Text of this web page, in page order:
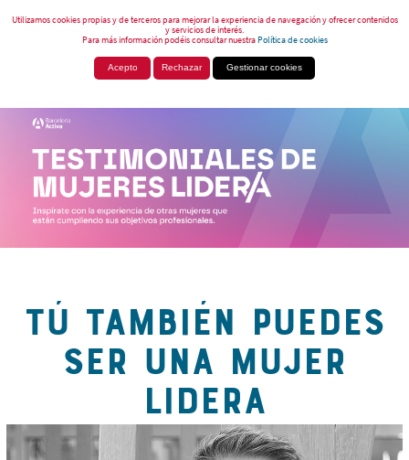
Utilizamos cookies propias y de terceros para mejorar la experiencia de navegación y ofrecer contenidos
y servicios de interés.
Para más información podéis consultar nuestraPolítica de cookies
Acepto Rechazar Gestionar cookies
TÚ TAMBIÉN PUEDES
SER UNA MUJER
LIDERA